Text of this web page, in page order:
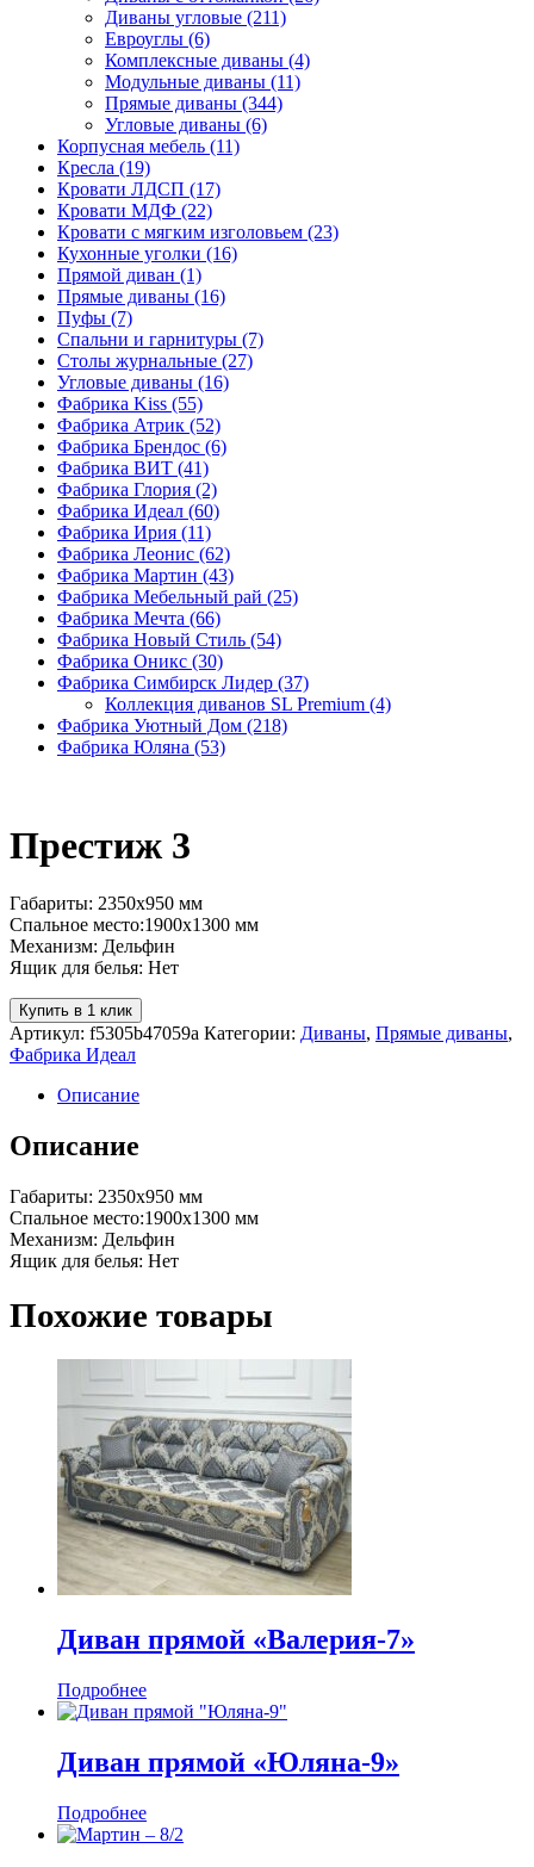
Диваны угловые (211)
Евроуглы (6)
Комплексные диваны (4)
Модульные диваны (11)
Прямые диваны (344)
Угловые диваны (6)
Корпусная мебель (11)
Кресла (19)
Кровати ЛДСП (17)
Кровати МДФ (22)
Кровати с мягким изголовьем (23)
Кухонные уголки (16)
Прямой диван (1)
Прямые диваны (16)
Пуфы (7)
Спальни и гарнитуры (7)
Столы журнальные (27)
Угловые диваны (16)
Фабрика Kiss (55)
Фабрика Атрик (52)
Фабрика Брендос (6)
Фабрика ВИТ (41)
Фабрика Глория (2)
Фабрика Идеал (60)
Фабрика Ирия (11)
Фабрика Леонис (62)
Фабрика Мартин (43)
Фабрика Мебельный рай (25)
Фабрика Мечта (66)
Фабрика Новый Стиль (54)
Фабрика Оникс (30)
Фабрика Симбирск Лидер (37)
Коллекция диванов SL Premium (4)
Фабрика Уютный Дом (218)
Фабрика Юляна (53)
Престиж 3
Габариты: 2350х950 мм
Спальное место:1900х1300 мм
Механизм: Дельфин
Ящик для белья: Нет
Купить в 1 клик
Артикул: f5305b47059a Категории: Диваны, Прямые диваны,
Фабрика Идеал
Описание
Описание
Габариты: 2350х950 мм
Спальное место:1900х1300 мм
Механизм: Дельфин
Ящик для белья: Нет
Похожие товары
Диван прямой «Валерия-7»
Подробнее
Диван прямой «Юляна-9»
Подробнее